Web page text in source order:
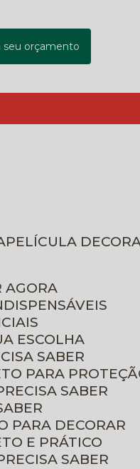
seu orçamento
PELÍCULA
AGORA
ESCOLHA
SABER
PARA
SABER
PARA DECORAR
E PRÁTICO
SABER